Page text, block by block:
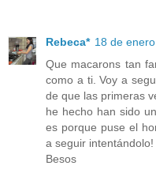
Rebeca* 18 de
Que macarons tan
como a ti. Voy a
de que las primeras
he hecho han sido
es porque puse el
a seguir intentándolo!
Besos